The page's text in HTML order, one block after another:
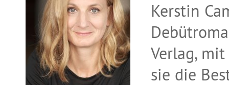
Kerstin
Verlag,
sie die